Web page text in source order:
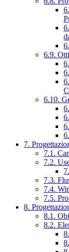
6.9.
6.10.
7.
7.1.
7.2.
7.3.
7.4.
7.5.
8.
8.1.
8.2.